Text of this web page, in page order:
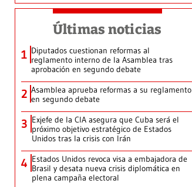
Últimas noticias
1 Diputados cuestionan reformas al
reglamento interno de la Asamblea tras
aprobación en segundo debate
2 Asamblea aprueba reformas a su reglamento
en segundo debate
3 Exjefe de la CIA asegura que Cuba será el
próximo objetivo estratégico de Estados
Unidos tras la crisis con Irán
4 Estados Unidos revoca visa a embajadora de
Brasil y desata nueva crisis diplomática en
plena campaña electoral